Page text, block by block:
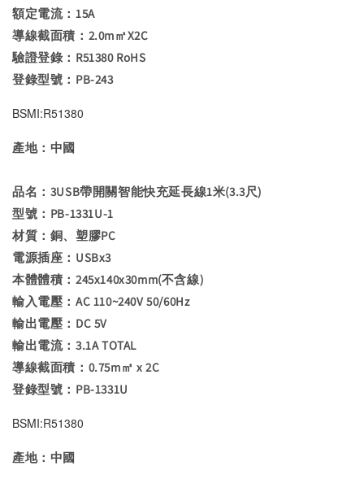
額定電流：15A
導線截面積：2.0m㎡X2C
驗證登錄：R51380 RoHS
登錄型號：PB-243
BSMI:R51380
產地：中國
品名：3USB帶開關智能快充延長線1米(3.3尺)
型號：PB-1331U-1
材質：銅、塑膠PC
電源插座：USBx3
本體體積：245x140x30mm(不含線)
輸入電壓：AC 110~240V 50/60Hz
輸出電壓：DC 5V
輸出電流：3.1A TOTAL
導線截面積：0.75m㎡ x 2C
登錄型號：PB-1331U
BSMI:R51380
產地：中國